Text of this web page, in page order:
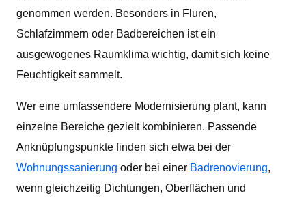
genommen werden. Besonders in Fluren,
Schlafzimmern oder Badbereichen ist ein
ausgewogenes Raumklima wichtig, damit sich keine
Feuchtigkeit sammelt.
Wer eine umfassendere Modernisierung plant, kann
einzelne Bereiche gezielt kombinieren. Passende
Anknüpfungspunkte finden sich etwa bei der
Wohnungssanierung oder bei einer Badrenovierung,
wenn gleichzeitig Dichtungen, Oberflächen und